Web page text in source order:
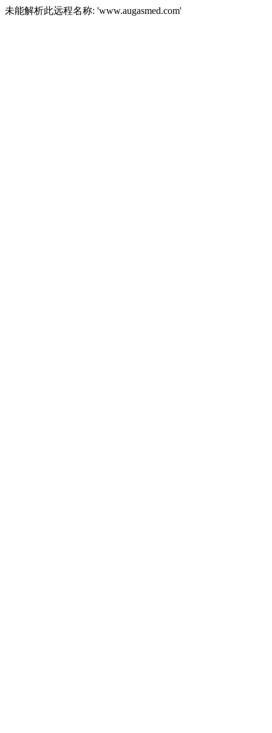
未能解析此远程名称: 'www.augasmed.com'